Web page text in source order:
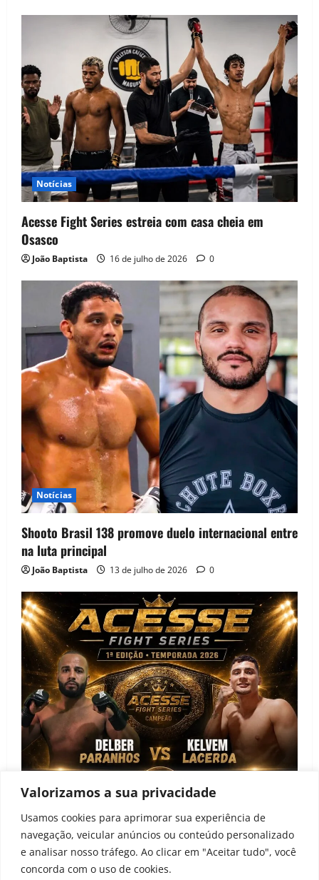
Valorizamos a sua privacidade
Usamos cookies para aprimorar sua experiência de
navegação, veicular anúncios ou conteúdo personalizado
e analisar nosso tráfego. Ao clicar em "Aceitar tudo", você
concorda com o uso de cookies.
Notícias
Acesse Fight Series estreia com casa cheia em
Osasco
João Baptista 16 de julho de 2026 0
Notícias
Shooto Brasil 138 promove duelo internacional entre
na luta principal
João Baptista 13 de julho de 2026 0
Acesse Fight Series anuncia primeira edição e
projeto de desenvolvimento para atletas amadores